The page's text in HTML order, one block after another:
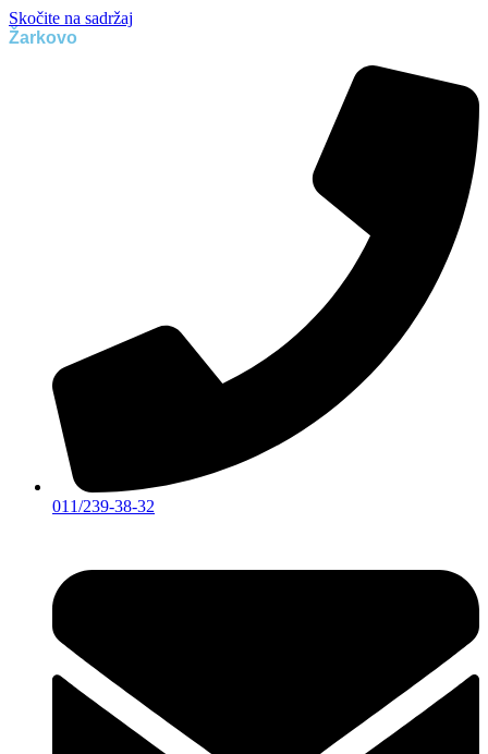
Skočite na sadržaj
Žarkovo
011/239-38-32